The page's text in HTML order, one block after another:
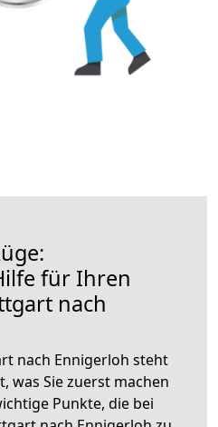
für Ihren
nach
nach Ennigerloh steht
was Sie zuerst machen
Punkte, die bei